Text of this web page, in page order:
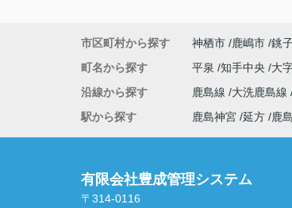
市区町村から探す 神栖市 鹿嶋市 銚
町名から探す
平泉 知手中央 大
沿線から探す
鹿島線 大洗鹿島線
駅から探す
鹿島神宮 延方 鹿
有限会社豊成管理システム
〒314-0116